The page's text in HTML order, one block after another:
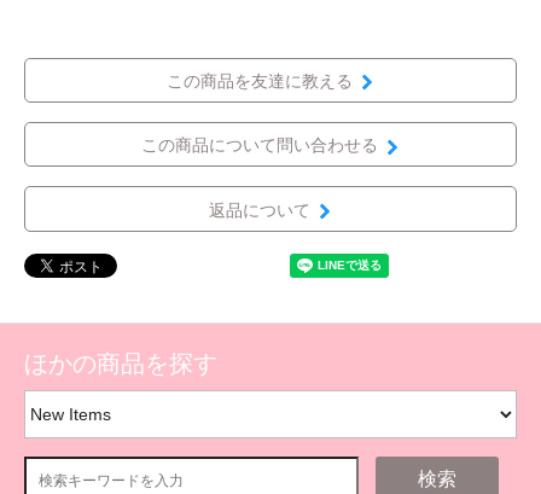
この商品を友達に教える
この商品について問い合わせる
返品について
ほかの商品を探す
検索